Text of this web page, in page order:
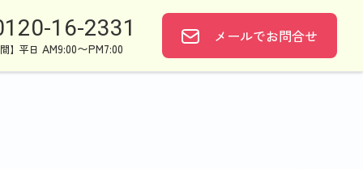
16-2331
】平日 AM9:00〜PM7:00
メールでお問合せ